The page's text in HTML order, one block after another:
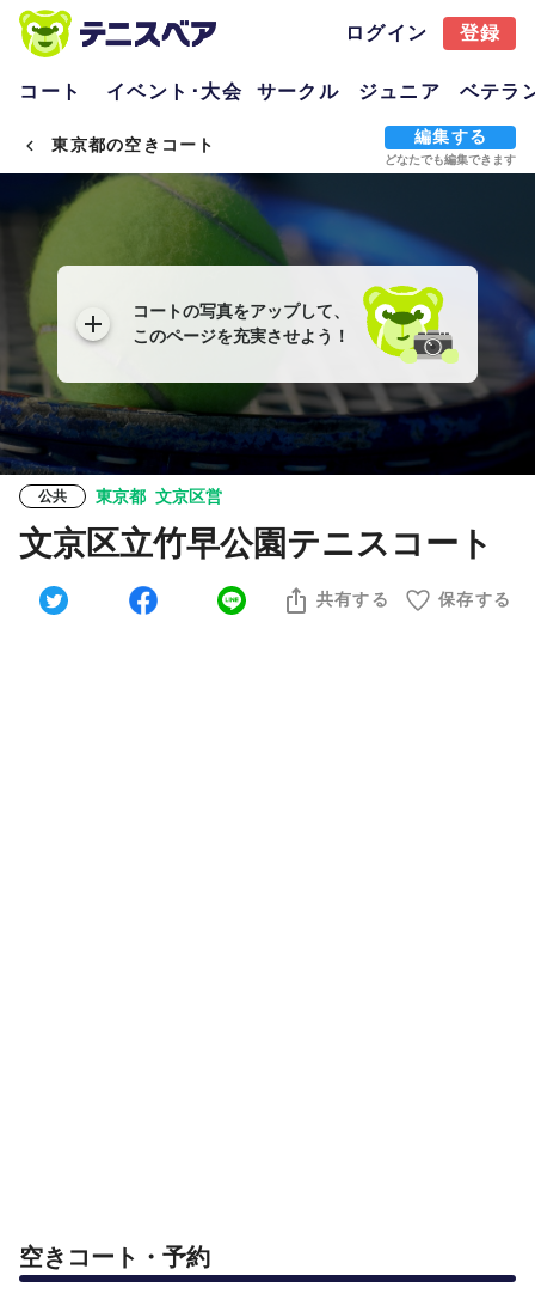
ログイン 登録
コート イベント･大会 サークル ジュニア ベテラ
東京都の空きコート 編集する
どなたでも編集できます
コートの写真をアップして、
このページを充実させよう！
公共 東京都 文京区営
文京区立竹早公園テニスコート
共有する 保存する
空きコート・予約